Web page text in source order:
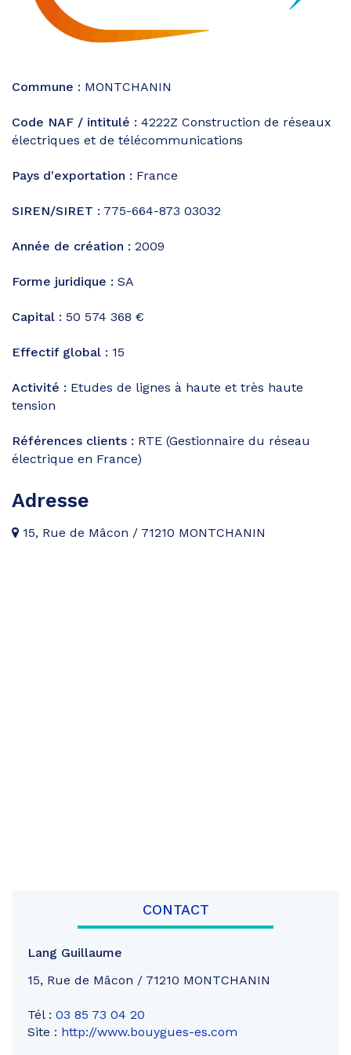
Commune : MONTCHANIN
Code NAF / intitulé : 4222Z Construction de réseaux
électriques et de télécommunications
Pays d'exportation : France
SIREN/SIRET : 775-664-873 03032
Année de création : 2009
Forme juridique : SA
Capital : 50 574 368 €
Effectif global : 15
Activité : Etudes de lignes à haute et très haute
tension
Références clients : RTE (Gestionnaire du réseau
électrique en France)
Adresse
15, Rue de Mâcon / 71210 MONTCHANIN
CONTACT
Lang Guillaume
15, Rue de Mâcon / 71210 MONTCHANIN
Tél : 03 85 73 04 20
Site : http://www.bouygues-es.com